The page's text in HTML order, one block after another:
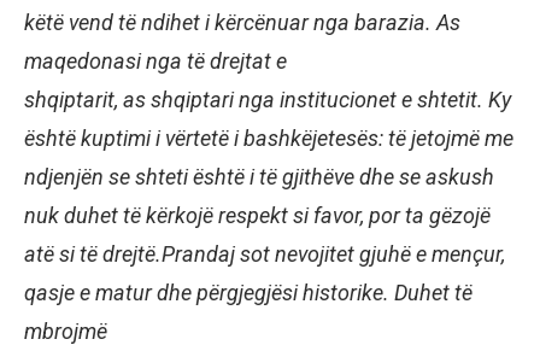
këtë vend të ndihet i kërcënuar nga barazia. As
maqedonasi nga të drejtat e
shqiptarit, as shqiptari nga institucionet e shtetit. Ky
është kuptimi i vërtetë i bashkëjetesës: të jetojmë me
ndjenjën se shteti është i të gjithëve dhe se askush
nuk duhet të kërkojë respekt si favor, por ta gëzojë
atë si të drejtë.Prandaj sot nevojitet gjuhë e mençur,
qasje e matur dhe përgjegjësi historike. Duhet të
mbrojmë